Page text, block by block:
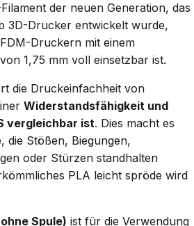
der neuen Generation, das
3D-Drucker entwickelt wurde,
Druckern mit einem
1,75 mm voll einsetzbar ist.
die Druckeinfachheit von
Widerstandsfähigkeit und
vergleichbar ist. Dies macht es
die Stößen, Biegungen,
oder Stürzen standhalten
PLA leicht spröde wird
Spule) ist für die Verwendung